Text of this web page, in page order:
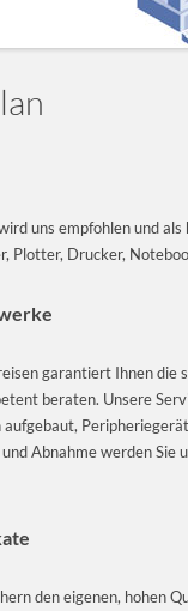
uns empfohlen und
Plotter, Drucker,
garantiert Ihnen die
beraten. Unsere
Abnahme werden
den eigenen, hohen